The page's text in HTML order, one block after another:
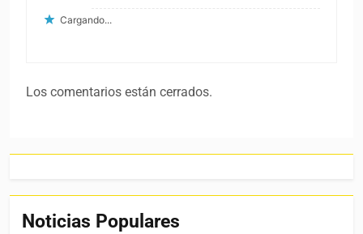
Cargando...
Los comentarios están cerrados.
Noticias Populares